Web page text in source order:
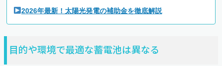
2026年最新！太陽光発電の補助金を徹底解説
目的や環境で最適な蓄電池は異なる